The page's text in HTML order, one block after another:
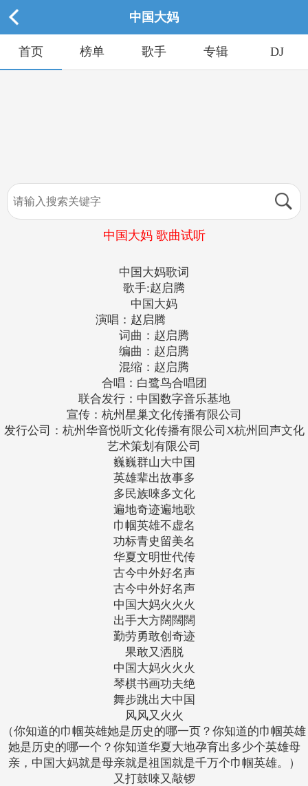
中国大妈
首页 榜单 歌手 专辑 DJ
中国大妈 歌曲试听
中国大妈歌词
歌手:赵启腾
中国大妈
演唱：赵启腾
词曲：赵启腾
编曲：赵启腾
混缩：赵启腾
合唱：白鹭鸟合唱团
联合发行：中国数字音乐基地
宣传：杭州星巢文化传播有限公司
发行公司：杭州华音悦听文化传播有限公司X杭州回声文化
艺术策划有限公司
巍巍群山大中国
英雄辈出故事多
多民族唻多文化
遍地奇迹遍地歌
巾帼英雄不虚名
功标青史留美名
华夏文明世代传
古今中外好名声
古今中外好名声
中国大妈火火火
出手大方闊闊闊
勤劳勇敢创奇迹
果敢又洒脱
中国大妈火火火
琴棋书画功夫绝
舞步跳出大中国
风风又火火
（你知道的巾帼英雄她是历史的哪一页？你知道的巾帼英雄
她是历史的哪一个？你知道华夏大地孕育出多少个英雄母
亲，中国大妈就是母亲就是祖国就是千万个巾帼英雄。）
又打鼓唻又敲锣